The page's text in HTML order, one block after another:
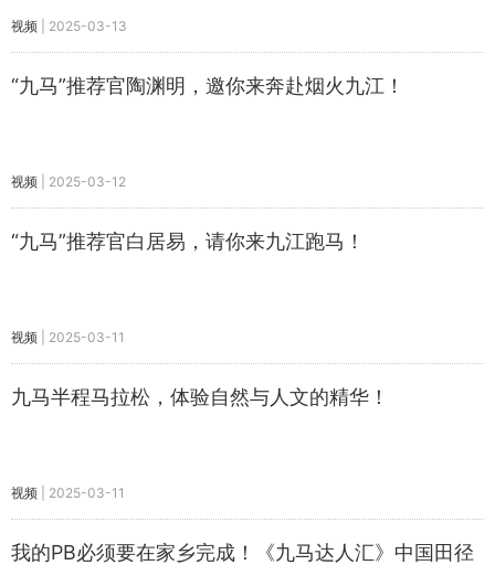
视频 2025-03-13
“九马”推荐官陶渊明，邀你来奔赴烟火九江！
视频 2025-03-12
“九马”推荐官白居易，请你来九江跑马！
视频 2025-03-11
九马半程马拉松，体验自然与人文的精华！
视频 2025-03-11
我的PB必须要在家乡完成！《九马达人汇》中国田径